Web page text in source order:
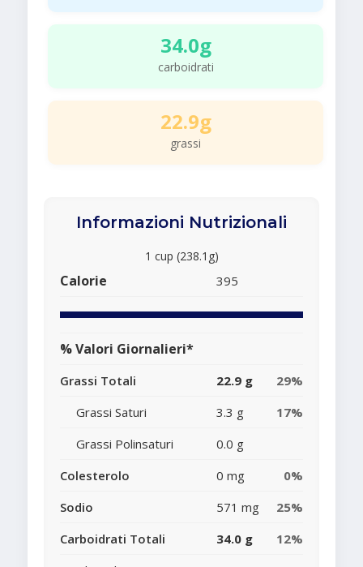
34.0g
carboidrati
22.9g
grassi
Informazioni Nutrizionali
1 cup (238.1g)
Calorie 395
% Valori Giornalieri*
Grassi Totali 22.9 g
29%
Grassi Saturi
3.3 g
17%
Grassi Polinsaturi
0.0 g
Colesterolo
0 mg
0%
Sodio
571 mg
25%
Carboidrati Totali
34.0 g
12%